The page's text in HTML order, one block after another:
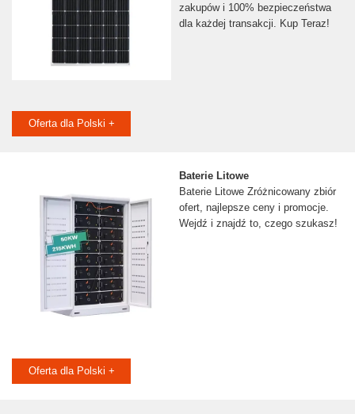
zakupów i 100% bezpieczeństwa
dla każdej transakcji. Kup Teraz!
Oferta dla Polski +
Baterie Litowe
Baterie Litowe Zróżnicowany zbiór
ofert, najlepsze ceny i promocje.
Wejdź i znajdź to, czego szukasz!
Oferta dla Polski +